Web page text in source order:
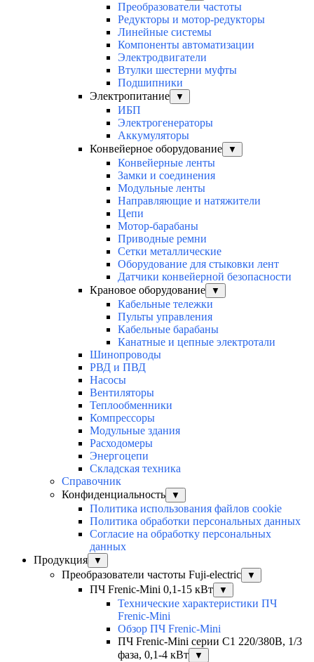
Преобразователи частоты
Редукторы и мотор-редукторы
Линейные системы
Компоненты автоматизации
Электродвигатели
Втулки шестерни муфты
Подшипники
Электропитание
▼
ИБП
Электрогенераторы
Аккумуляторы
Конвейерное оборудование
▼
Конвейерные ленты
Замки и соединения
Модульные ленты
Направляющие и натяжители
Цепи
Мотор-барабаны
Приводные ремни
Сетки металлические
Оборудование для стыковки лент
Датчики конвейерной безопасности
Крановое оборудование
▼
Кабельные тележки
Пульты управления
Кабельные барабаны
Канатные и цепные электротали
Шинопроводы
РВД и ПВД
Насосы
Вентиляторы
Теплообменники
Компрессоры
Модульные здания
Расходомеры
Энергоцепи
Складская техника
Справочник
Конфиденциальность
▼
Политика использования файлов cookie
Политика обработки персональных данных
Согласие на обработку персональных
данных
Продукция
▼
Преобразователи частоты Fuji-electric ▼
ПЧ Frenic-Mini 0,1-15 кВт ▼
Технические характеристики ПЧ
Frenic-Mini
Обзор ПЧ Frenic-Mini
ПЧ Frenic-Mini серии C1 220/380В, 1/3
фаза, 0,1-4 кВт
▼